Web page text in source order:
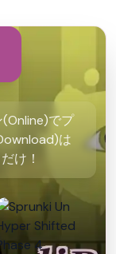
でプ
は
け！